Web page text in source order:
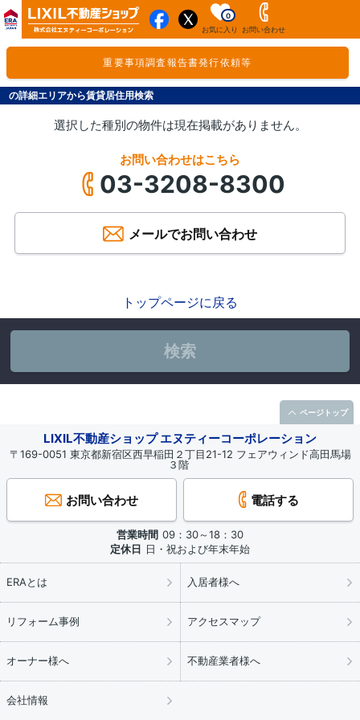
お気に入り
0
お問い合わせ
重要事項調査報告書発行依頼等
の詳細エリアから賃貸居住用検索
選択した種別の物件は現在掲載がありません。
お問い合わせはこちら
03-3208-8300
メールでお問い合わせ
トップページに戻る
検索
LIXIL不動産ショップ エヌティーコーポレーション
〒169-0051 東京都新宿区西早稲田２丁目21-12 フェアウィンド高田馬場
３階
お問い合わせ 電話する
営業時間 09：30～18：30
定休日 日・祝および年末年始
ERAとは 入居者様へ
リフォーム事例 アクセスマップ
オーナー様へ 不動産業者様へ
会社情報
ページトップ